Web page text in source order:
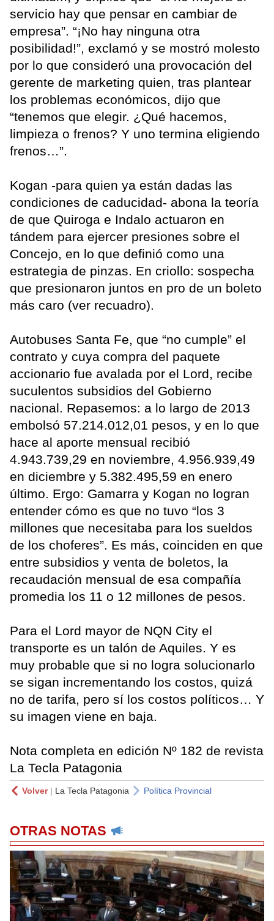
servicio hay que pensar en cambiar de
empresa”. “¡No hay ninguna otra
posibilidad!”, exclamó y se mostró molesto
por lo que consideró una provocación del
gerente de marketing quien, tras plantear
los problemas económicos, dijo que
“tenemos que elegir. ¿Qué hacemos,
limpieza o frenos? Y uno termina eligiendo
frenos…”.
Kogan -para quien ya están dadas las
condiciones de caducidad- abona la teoría
de que Quiroga e Indalo actuaron en
tándem para ejercer presiones sobre el
Concejo, en lo que definió como una
estrategia de pinzas. En criollo: sospecha
que presionaron juntos en pro de un boleto
más caro (ver recuadro).
Autobuses Santa Fe, que “no cumple” el
contrato y cuya compra del paquete
accionario fue avalada por el Lord, recibe
suculentos subsidios del Gobierno
nacional. Repasemos: a lo largo de 2013
embolsó 57.214.012,01 pesos, y en lo que
hace al aporte mensual recibió
4.943.739,29 en noviembre, 4.956.939,49
en diciembre y 5.382.495,59 en enero
último. Ergo: Gamarra y Kogan no logran
entender cómo es que no tuvo “los 3
millones que necesitaba para los sueldos
de los choferes”. Es más, coinciden en que
entre subsidios y venta de boletos, la
recaudación mensual de esa compañía
promedia los 11 o 12 millones de pesos.
Para el Lord mayor de NQN City el
transporte es un talón de Aquiles. Y es
muy probable que si no logra solucionarlo
se sigan incrementando los costos, quizá
no de tarifa, pero sí los costos políticos… Y
su imagen viene en baja.
Nota completa en edición Nº 182 de revista
La Tecla Patagonia
Volver| La Tecla Patagonia Política Provincial
OTRAS NOTAS